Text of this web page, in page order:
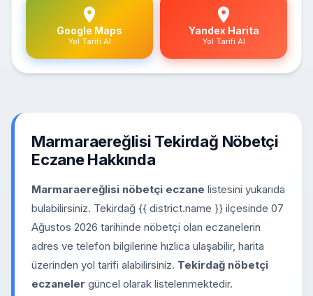
Google Maps
Yol Tarifi Al
Yandex Harita
Yol Tarifi Al
Marmaraereğlisi Tekirdağ Nöbetçi
Eczane Hakkında
Marmaraereğlisi nöbetçi eczane listesini yukarıda
bulabilirsiniz. Tekirdağ {{ district.name }} ilçesinde 07
Ağustos 2026 tarihinde nöbetçi olan eczanelerin
adres ve telefon bilgilerine hızlıca ulaşabilir, harita
üzerinden yol tarifi alabilirsiniz. Tekirdağ nöbetçi
eczaneler güncel olarak listelenmektedir.